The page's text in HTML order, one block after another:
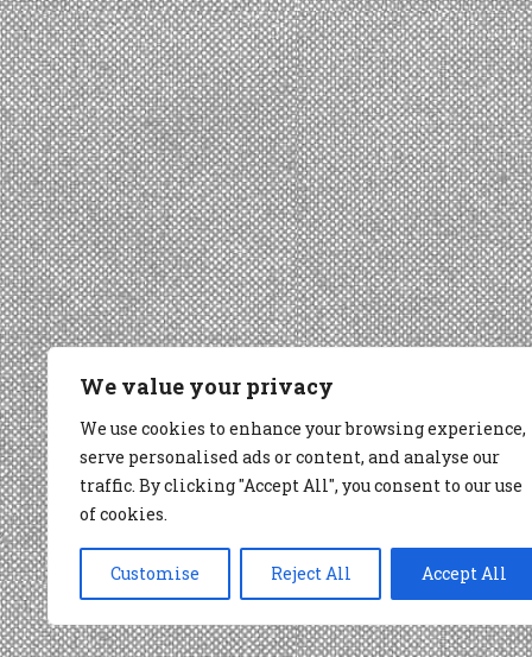
We value your privacy
We use cookies to enhance your browsing experience,
serve personalised ads or content, and analyse our
traffic. By clicking "Accept All", you consent to our use
of cookies.
Customise Reject All Accept All